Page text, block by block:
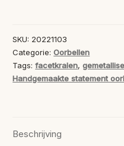
Brons
aantal
SKU: 20221103
Categorie:Oorbellen
Tags:facetkralen,
Handgemaakte statement
Beschrijving